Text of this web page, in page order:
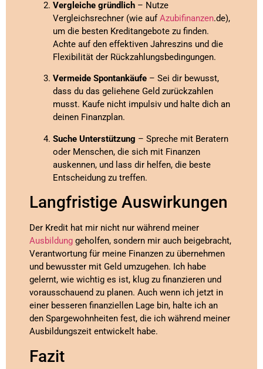
Vergleiche gründlich – Nutze
Vergleichsrechner (wie aufAzubifinanzen.de),
um die besten Kreditangebote zu finden.
Achte auf den effektiven Jahreszins und die
Flexibilität der Rückzahlungsbedingungen.
Vermeide Spontankäufe – Sei dir bewusst,
dass du das geliehene Geld zurückzahlen
musst. Kaufe nicht impulsiv und halte dich an
deinen Finanzplan.
Suche Unterstützung – Spreche mit Beratern
oder Menschen, die sich mit Finanzen
auskennen, und lass dir helfen, die beste
Entscheidung zu treffen.
Langfristige Auswirkungen
Der Kredit hat mir nicht nur während meiner
Ausbildung geholfen, sondern mir auch beigebracht,
Verantwortung für meine Finanzen zu übernehmen
und bewusster mit Geld umzugehen. Ich habe
gelernt, wie wichtig es ist, klug zu finanzieren und
vorausschauend zu planen. Auch wenn ich jetzt in
einer besseren finanziellen Lage bin, halte ich an
den Spargewohnheiten fest, die ich während meiner
Ausbildungszeit entwickelt habe.
Fazit